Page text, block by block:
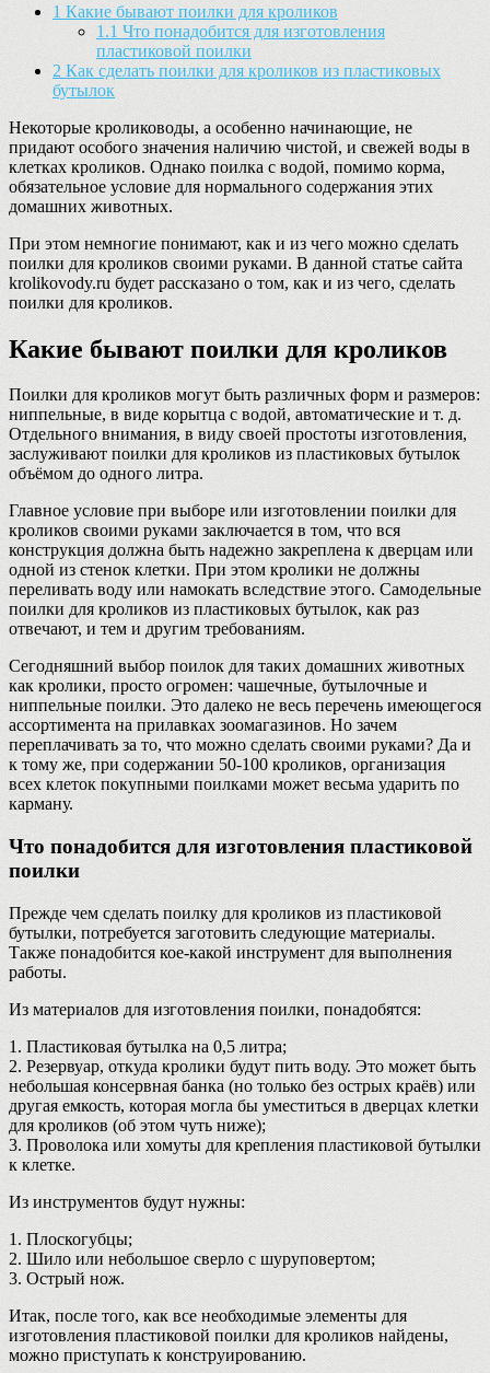
1 Какие бывают поилки для кроликов
1.1 Что понадобится для изготовления
пластиковой поилки
2 Как сделать поилки для кроликов из пластиковых
бутылок
Некоторые кролиководы, а особенно начинающие, не
придают особого значения наличию чистой, и свежей воды в
клетках кроликов. Однако поилка с водой, помимо корма,
обязательное условие для нормального содержания этих
домашних животных.
При этом немногие понимают, как и из чего можно сделать
поилки для кроликов своими руками. В данной статье сайта
krolikovody.ru будет рассказано о том, как и из чего, сделать
поилки для кроликов.
Какие бывают поилки для кроликов
Поилки для кроликов могут быть различных форм и размеров:
ниппельные, в виде корытца с водой, автоматические и т. д.
Отдельного внимания, в виду своей простоты изготовления,
заслуживают поилки для кроликов из пластиковых бутылок
объёмом до одного литра.
Главное условие при выборе или изготовлении поилки для
кроликов своими руками заключается в том, что вся
конструкция должна быть надежно закреплена к дверцам или
одной из стенок клетки. При этом кролики не должны
переливать воду или намокать вследствие этого. Самодельные
поилки для кроликов из пластиковых бутылок, как раз
отвечают, и тем и другим требованиям.
Сегодняшний выбор поилок для таких домашних животных
как кролики, просто огромен: чашечные, бутылочные и
ниппельные поилки. Это далеко не весь перечень имеющегося
ассортимента на прилавках зоомагазинов. Но зачем
переплачивать за то, что можно сделать своими руками? Да и
к тому же, при содержании 50-100 кроликов, организация
всех клеток покупными поилками может весьма ударить по
карману.
Что понадобится для изготовления пластиковой
поилки
Прежде чем сделать поилку для кроликов из пластиковой
бутылки, потребуется заготовить следующие материалы.
Также понадобится кое-какой инструмент для выполнения
работы.
Из материалов для изготовления поилки, понадобятся:
1. Пластиковая бутылка на 0,5 литра;
2. Резервуар, откуда кролики будут пить воду. Это может быть
небольшая консервная банка (но только без острых краёв) или
другая емкость, которая могла бы уместиться в дверцах клетки
для кроликов (об этом чуть ниже);
3. Проволока или хомуты для крепления пластиковой бутылки
к клетке.
Из инструментов будут нужны:
1. Плоскогубцы;
2. Шило или небольшое сверло с шуруповертом;
3. Острый нож.
Итак, после того, как все необходимые элементы для
изготовления пластиковой поилки для кроликов найдены,
можно приступать к конструированию.